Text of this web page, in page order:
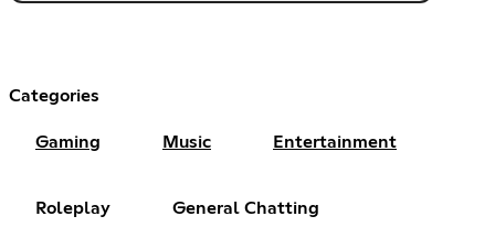
Categories
Gaming Music Entertainment
Roleplay General Chatting